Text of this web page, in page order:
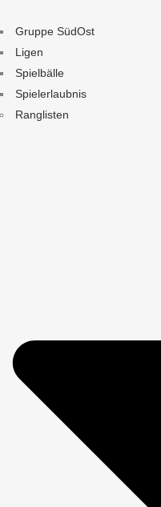
Gruppe SüdOst
Ligen
Spielbälle
Spielerlaubnis
Ranglisten